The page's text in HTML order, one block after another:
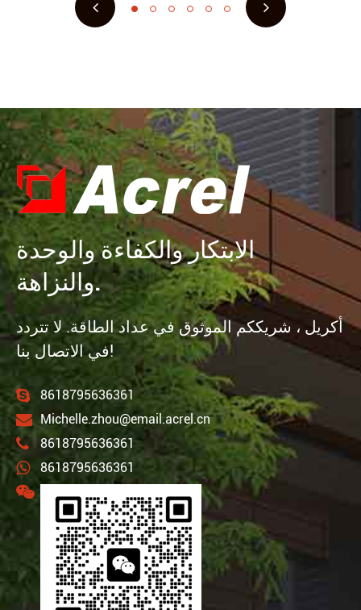
الابتكار والكفاءة والوحدة
والنزاهة.
أكريل ، شريككم الموثوق في عداد الطاقة. لا تتردد
في الاتصال بنا!
8618795636361
Michelle.zhou@email.acrel.cn
8618795636361
8618795636361